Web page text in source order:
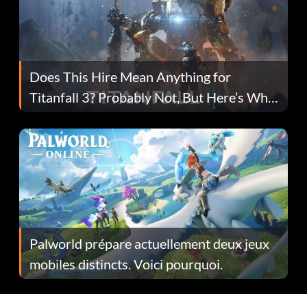
Does This Hire Mean Anything for
Titanfall 3? Probably Not, But Here’s Why
Fans Are Hopeful
Palworld prépare actuellement deux jeux
mobiles distincts. Voici pourquoi.